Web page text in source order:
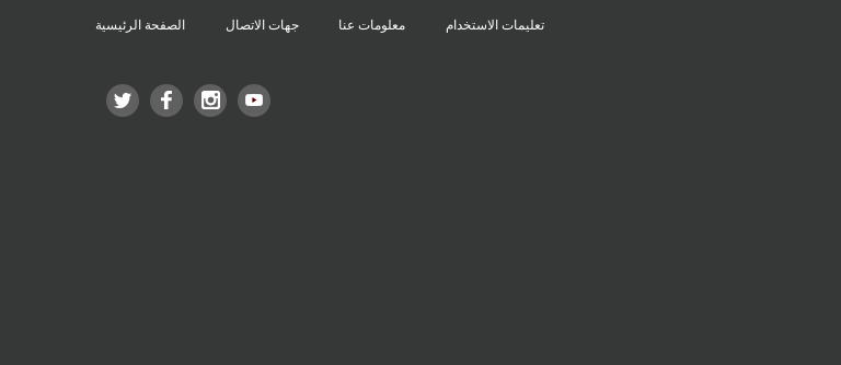
تعليمات الاستخدام معلومات عنا جهات الاتصال الصفحة الرئيسية